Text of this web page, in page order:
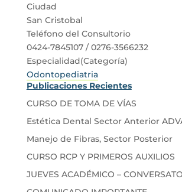
Ciudad
San Cristobal
Teléfono del Consultorio
0424-7845107 / 0276-3566232
Especialidad(Categoría)
Odontopediatria
Publicaciones Recientes
CURSO DE TOMA DE VÍAS
Estética Dental Sector Anterior
Manejo de Fibras, Sector Posterior
CURSO RCP Y PRIMEROS AUXILIOS
JUEVES ACADÉMICO –